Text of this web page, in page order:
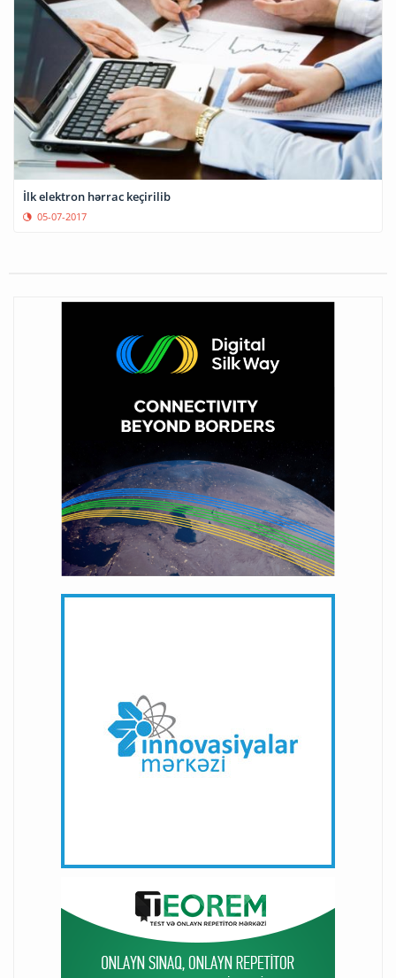
İlk elektron hərrac keçirilib
05-07-2017